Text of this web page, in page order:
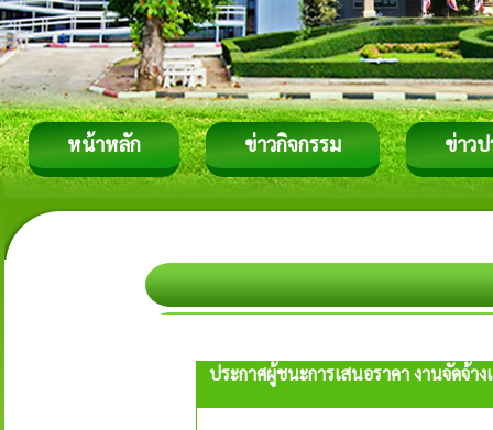
หน้าหลัก ข่าวกิจกรรม ข่าว
ประกาศผู้ชนะการเสนอราคา งานจัดจ้